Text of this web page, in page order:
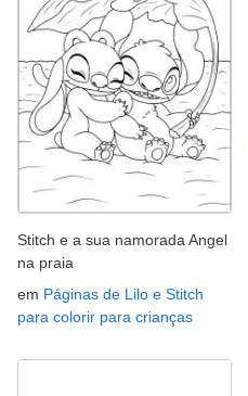
Stitch e a sua namorada Angel
na praia
em Páginas de Lilo e Stitch
para colorir para crianças